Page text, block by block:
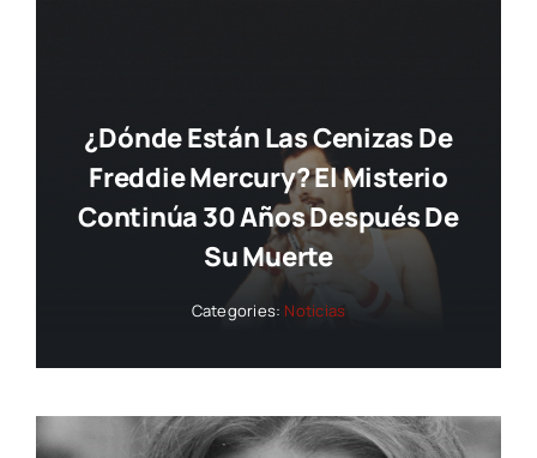
¿Dónde Están Las Cenizas De
Freddie Mercury? El Misterio
Continúa 30 Años Después De
Su Muerte
Categories: Noticias